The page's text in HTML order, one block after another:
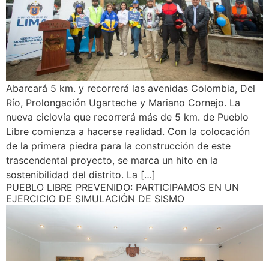
Abarcará 5 km. y recorrerá las avenidas Colombia, Del
Río, Prolongación Ugarteche y Mariano Cornejo. La
nueva ciclovía que recorrerá más de 5 km. de Pueblo
Libre comienza a hacerse realidad. Con la colocación
de la primera piedra para la construcción de este
trascendental proyecto, se marca un hito en la
sostenibilidad del distrito. La […]
PUEBLO LIBRE PREVENIDO: PARTICIPAMOS EN UN
EJERCICIO DE SIMULACIÓN DE SISMO